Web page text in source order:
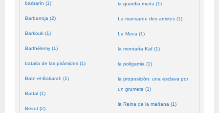
barbarín (1)
Barbarroja (2)
Barkouk (1)
Barthélemy (1)
batalla de las pirámides (1)
Batn-el-Bakarah (1)
Battal (1)
Beirut (2)
la guardia muda (1)
La mansarde des artistes (1)
La Meca (1)
la montaña Kaf (1)
la poligamia (1)
la proposición: una esclava por
un grumete (1)
la Reina de la mañana (1)